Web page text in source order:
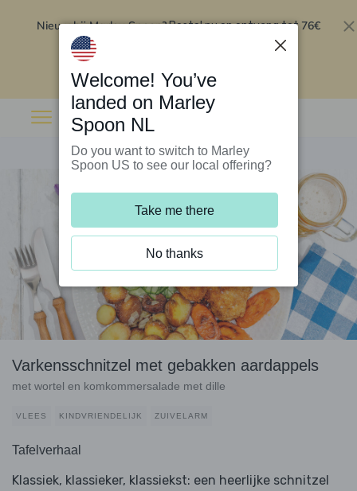
Nieuw bij Marley Spoon?Bestel nu en ontvang tot 76€
Varkensschnitzel met gebakken aardappels
met wortel en komkommersalade met dille
VLEES KINDVRIENDELIJK ZUIVELARM
Tafelverhaal
Klassiek, klassieker, klassiekst: een heerlijke schnitzel
Welcome! You’ve
landed on Marley
Spoon NL
Do you want to switch to Marley
Spoon US to see our local offering?
Take me there
No thanks